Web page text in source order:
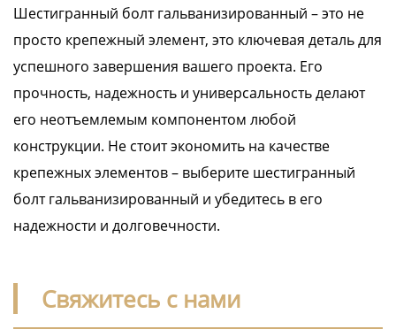
Шестигранный болт гальванизированный – это не
просто крепежный элемент, это ключевая деталь для
успешного завершения вашего проекта. Его
прочность, надежность и универсальность делают
его неотъемлемым компонентом любой
конструкции. Не стоит экономить на качестве
крепежных элементов – выберите шестигранный
болт гальванизированный и убедитесь в его
надежности и долговечности.
Свяжитесь с нами